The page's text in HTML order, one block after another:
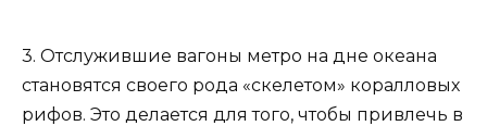
3. Отслужившие вагоны метро на дне океана
становятся своего рода «скелетом» коралловых
рифов. Это делается для того, чтобы привлечь в